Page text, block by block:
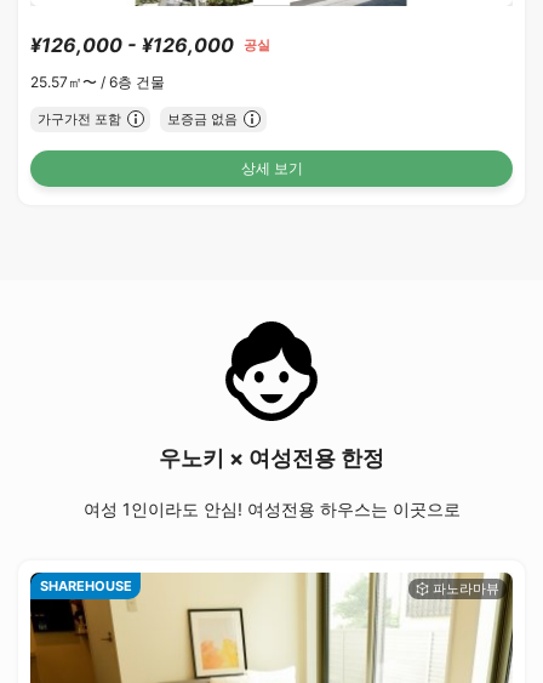
¥126,000 - ¥126,000 공실
25.57㎡〜 / 6층 건물
가구가전 포함 보증금 없음
상세 보기
우노키 × 여성전용 한정
여성 1인이라도 안심! 여성전용 하우스는 이곳으로
SHAREHOUSE